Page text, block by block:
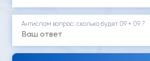
Антиспам вопрос: cколько будет 09 + 09 ?